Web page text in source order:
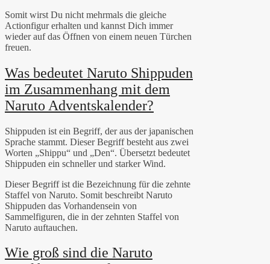
Somit wirst Du nicht mehrmals die gleiche
Actionfigur erhalten und kannst Dich immer
wieder auf das Öffnen von einem neuen Türchen
freuen.
Was bedeutet Naruto Shippuden
im Zusammenhang mit dem
Naruto Adventskalender?
Shippuden ist ein Begriff, der aus der japanischen
Sprache stammt. Dieser Begriff besteht aus zwei
Worten „Shippu“ und „Den“. Übersetzt bedeutet
Shippuden ein schneller und starker Wind.
Dieser Begriff ist die Bezeichnung für die zehnte
Staffel von Naruto. Somit beschreibt Naruto
Shippuden das Vorhandensein von
Sammelfiguren, die in der zehnten Staffel von
Naruto auftauchen.
Wie groß sind die Naruto